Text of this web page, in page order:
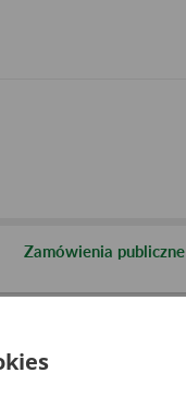
Zamówienia publiczne